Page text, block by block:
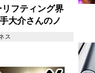
フティング界
大介さんのノ
レーニングジ
ス